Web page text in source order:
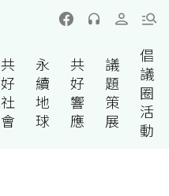
共
好
社
會
永
續
地
球
共
好
響
應
議
題
策
展
倡
議
圈
活
動